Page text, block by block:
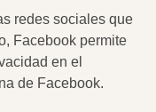
redes sociales que
Facebook permite
en el
de Facebook.